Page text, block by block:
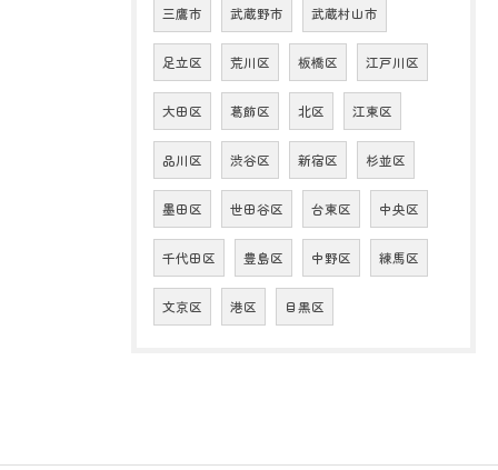
三鷹市 武蔵野市 武蔵村山市
足立区 荒川区 板橋区 江戸川区
大田区 葛飾区 北区 江東区
品川区 渋谷区 新宿区 杉並区
墨田区 世田谷区 台東区 中央区
千代田区 豊島区 中野区 練馬区
文京区 港区 目黒区